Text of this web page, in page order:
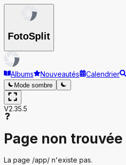
FotoSplit
Albums Nouveautés Calendrier
Mode sombre
V2.35.5
Page non trouvée
La page /app/ n'existe pas.